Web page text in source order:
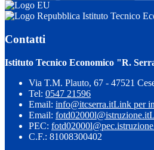
Istituto Tecnico
Contatti
Istituto Tecnico Economico "R.
Via T.M. Plauto, 67 - 47521
Tel: 0547 21596
Email: info@itcserra.itLink per
Email: fotd02000l@istruzione.it
PEC:
C.F.: 81008300402